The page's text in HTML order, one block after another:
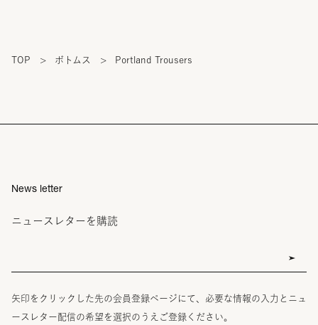
TOP > ボトムス > Portland Trousers
News letter
ニュースレターを購読
矢印をクリックした先の会員登録ページにて、必要な情報の入力とニュ
ースレター配信の希望を選択のうえご登録ください。